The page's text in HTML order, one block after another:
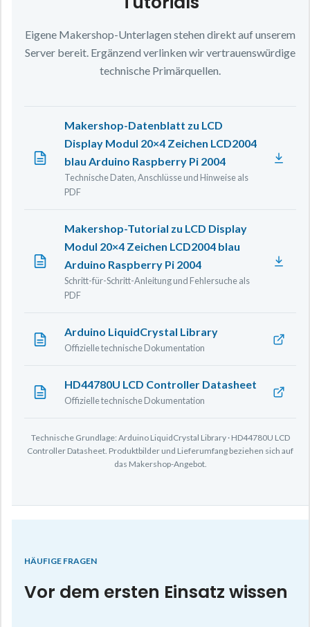
Eigene Makershop-Unterlagen stehen direkt auf unserem
Server bereit. Ergänzend verlinken wir vertrauenswürdige
technische Primärquellen.
Makershop-Datenblatt zu LCD
Display Modul 20×4 Zeichen LCD2004
blau Arduino Raspberry Pi 2004
Technische Daten, Anschlüsse und Hinweise als
PDF
Makershop-Tutorial zu LCD Display
Modul 20×4 Zeichen LCD2004 blau
Arduino Raspberry Pi 2004
Schritt-für-Schritt-Anleitung und Fehlersuche als
PDF
Arduino LiquidCrystal Library
Offizielle technische Dokumentation
HD44780U LCD Controller Datasheet
Offizielle technische Dokumentation
Technische Grundlage: Arduino LiquidCrystal Library · HD44780U LCD
Controller Datasheet. Produktbilder und Lieferumfang beziehen sich auf
das Makershop-Angebot.
HÄUFIGE FRAGEN
Vor dem ersten Einsatz wissen